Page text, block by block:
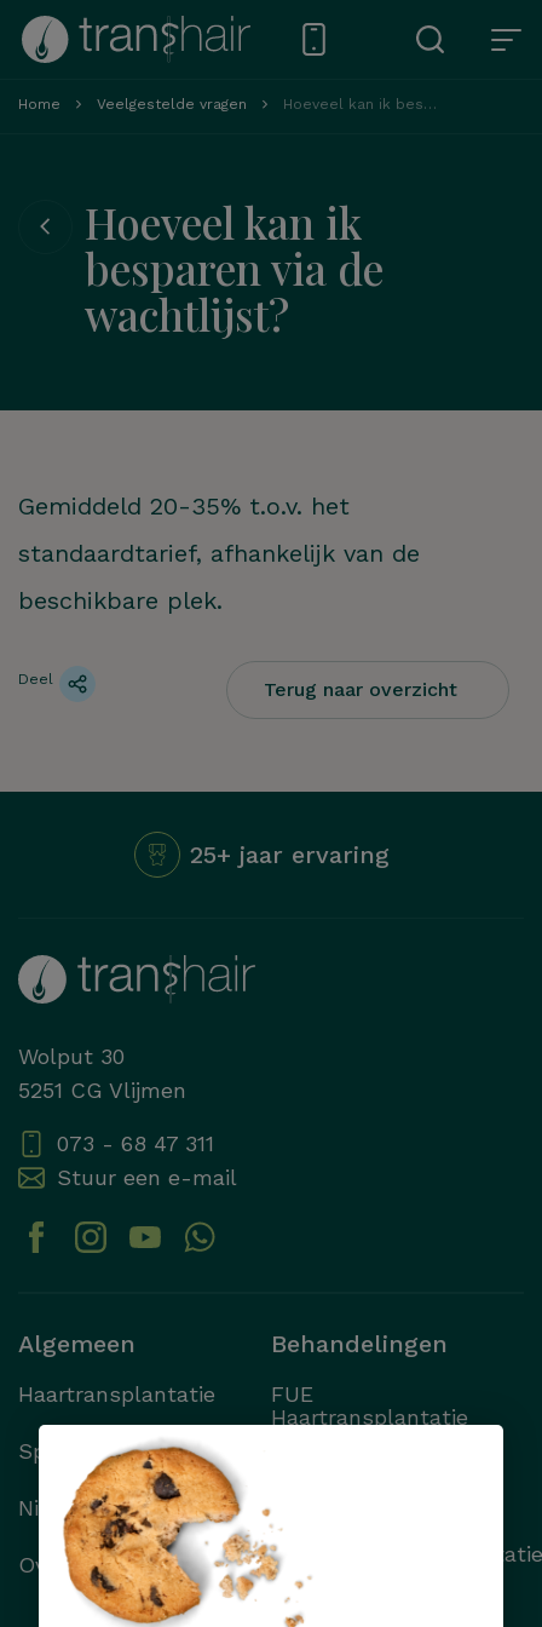
Hoe kunnen we je
helpen?
Home Veelgestelde vragen Hoeveel kan ik besparen via de wachtlijst?
Hoeveel kan ik
besparen via de
wachtlijst?
Gemiddeld 20-35% t.o.v. het
standaardtarief, afhankelijk van de
beschikbare plek.
Deel Terug naar overzicht
25+ jaar ervaring
Wolput 30
5251 CG Vlijmen
073 - 68 47 311
Stuur een e-mail
Algemeen
Haartransplantatie
Specialisten
Nieuws
Over Transhair
Behandelingen
FUE
Haartransplantatie
Wenkbrauwtransplantatie
Alle behandelingen